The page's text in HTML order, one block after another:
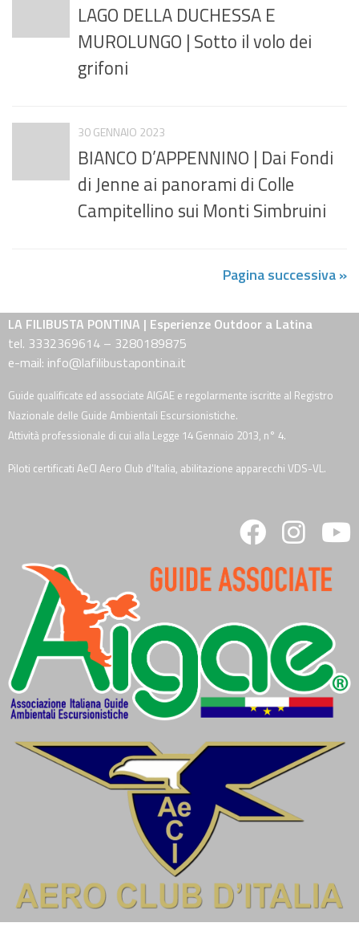
LAGO DELLA DUCHESSA E
MUROLUNGO | Sotto il volo dei
grifoni
30 GENNAIO 2023
BIANCO D’APPENNINO | Dai Fondi
di Jenne ai panorami di Colle
Campitellino sui Monti Simbruini
Pagina successiva »
LA FILIBUSTA PONTINA | Esperienze Outdoor a Latina
tel. 3332369614 – 3280189875
e-mail: info@lafilibustapontina.it
Guide qualificate ed associate AIGAE e regolarmente iscritte al Registro
Nazionale delle Guide Ambientali Escursionistiche.
Attività professionale di cui alla Legge 14 Gennaio 2013, n° 4.
Piloti certificati AeCI Aero Club d'Italia, abilitazione apparecchi VDS-VL.
fab
fab
fa-